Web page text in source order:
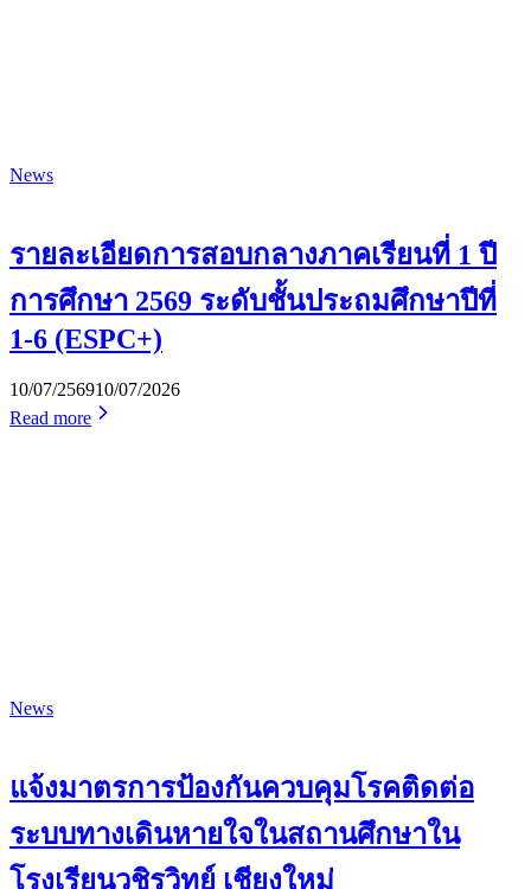
News
รายละเอียดการสอบกลางภาคเรียนที่ 1 ปี
การศึกษา 2569 ระดับชั้นประถมศึกษาปีที่
1-6 (ESPC+)
10/07/256910/07/2026
Read more
News
แจ้งมาตรการป้องกันควบคุมโรคติดต่อ
ระบบทางเดินหายใจในสถานศึกษาใน
โรงเรียนวชิรวิทย์ เชียงใหม่